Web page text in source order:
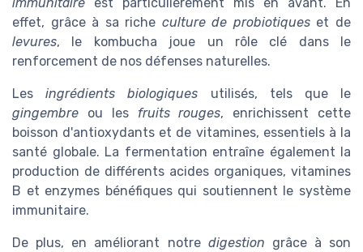
effet, grâce à sa riche culture de probiotiqueset de
levures, le kombucha joue un rôle clé dans le
renforcement de nos défenses naturelles.
Lesingrédients biologiques utilisés, tels que le
gingembre ou les fruits rouges, enrichissent cette
boisson d'antioxydants et de vitamines, essentiels à la
santé globale. La fermentation entraîne également la
production de différents acides organiques, vitamines
B et enzymes bénéfiques qui soutiennent le système
immunitaire.
De plus, en améliorant notre digestion grâce à son